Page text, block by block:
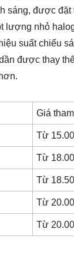
sáng, được đặt
lượng nhỏ
suất chiếu
được thay
Giá
Từ
Từ
Từ
Từ
Từ